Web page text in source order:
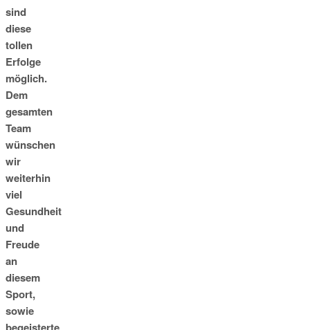
sind
diese
tollen
Erfolge
möglich.
Dem
gesamten
Team
wünschen
wir
weiterhin
viel
Gesundheit
und
Freude
an
diesem
Sport,
sowie